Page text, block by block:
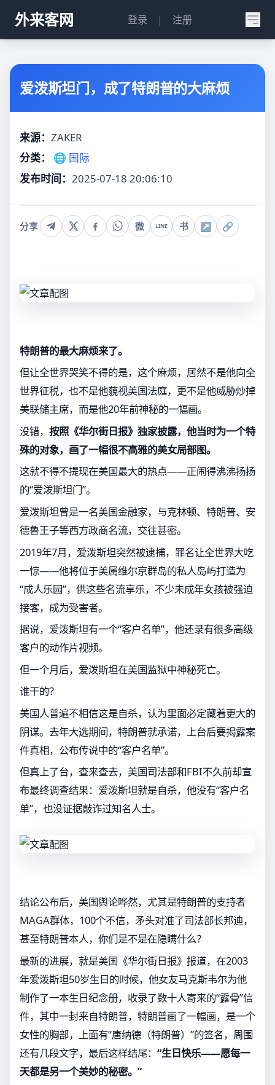
外来客网 登录 | 注册
爱泼斯坦门，成了特朗普的大麻烦
来源： ZAKER
分类：
🌐 国际
发布时间： 2025-07-18 20:06:10
分享 微 LINE 书 ↗ 🔗
特朗普的最大麻烦来了。
但让全世界哭笑不得的是，这个麻烦，居然不是他向全
世界征税，也不是他藐视美国法庭，更不是他威胁炒掉
美联储主席，而是他20年前神秘的一幅画。
没错， 按照《华尔街日报》独家披露，他当时为一个特
殊的对象，画了一幅很不高雅的美女局部图。
这就不得不提现在美国最大的热点——正闹得沸沸扬扬
的“爱泼斯坦门”。
爱泼斯坦曾是一名美国金融家，与克林顿、特朗普、安
德鲁王子等西方政商名流，交往甚密。
2019年7月，爱泼斯坦突然被逮捕，罪名让全世界大吃
一惊——他将位于美属维尔京群岛的私人岛屿打造为
“成人乐园”，供这些名流享乐，不少未成年女孩被强迫
接客，成为受害者。
据说，爱泼斯坦有一个“客户名单”，他还录有很多高级
客户的动作片视频。
但一个月后，爱泼斯坦在美国监狱中神秘死亡。
谁干的？
美国人普遍不相信这是自杀，认为里面必定藏着更大的
阴谋。去年大选期间，特朗普就承诺，上台后要揭露案
件真相，公布传说中的“客户名单”。
但真上了台，查来查去，美国司法部和FBI不久前却宣
布最终调查结果：爱泼斯坦就是自杀，他没有“客户名
单”，也没证据敲诈过知名人士。
结论公布后，美国舆论哗然，尤其是特朗普的支持者
MAGA群体，100个不信，矛头对准了司法部长邦迪，
甚至特朗普本人，你们是不是在隐瞒什么？
最新的进展，就是美国《华尔街日报》报道，在2003
年爱泼斯坦50岁生日的时候，他女友马克斯韦尔为他
制作了一本生日纪念册，收录了数十人寄来的“露骨”信
件，其中一封来自特朗普，特朗普画了一幅画，是一个
女性的胸部，上面有“唐纳德（特朗普）”的签名，周围
还有几段文字，最后这样结尾： “生日快乐——愿每一
天都是另一个美妙的秘密。”